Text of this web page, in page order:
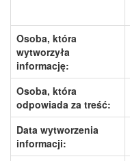
Osoba, która
wytworzyła
informację:
Osoba, która
odpowiada za treść:
Data wytworzenia
informacji: